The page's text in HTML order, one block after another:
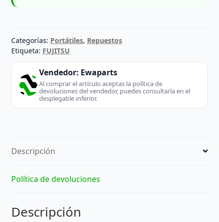
Categorías: Portátiles, Repuestos
Etiqueta: FUJITSU
Vendedor: Ewaparts
Al comprar el artículo aceptas la política de
devoluciones del vendedor, puedes consultarla en el
desplegable inferior.
Descripción
Política de devoluciones
Descripción